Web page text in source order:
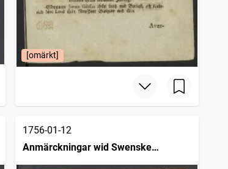
[omärkt]
1756-01-12
Anmärckningar wid Swenske
posttidningarne